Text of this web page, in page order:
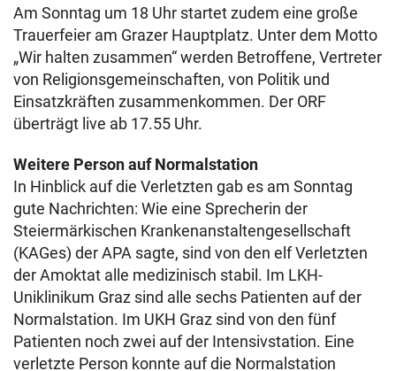
Am Sonntag um 18 Uhr startet zudem eine große
Trauerfeier am Grazer Hauptplatz. Unter dem Motto
„Wir halten zusammen“ werden Betroffene, Vertreter
von Religionsgemeinschaften, von Politik und
Einsatzkräften zusammenkommen. Der ORF
überträgt live ab 17.55 Uhr.
Weitere Person auf Normalstation
In Hinblick auf die Verletzten gab es am Sonntag
gute Nachrichten: Wie eine Sprecherin der
Steiermärkischen Krankenanstaltengesellschaft
(KAGes) der APA sagte, sind von den elf Verletzten
der Amoktat alle medizinisch stabil. Im LKH-
Uniklinikum Graz sind alle sechs Patienten auf der
Normalstation. Im UKH Graz sind von den fünf
Patienten noch zwei auf der Intensivstation. Eine
verletzte Person konnte auf die Normalstation